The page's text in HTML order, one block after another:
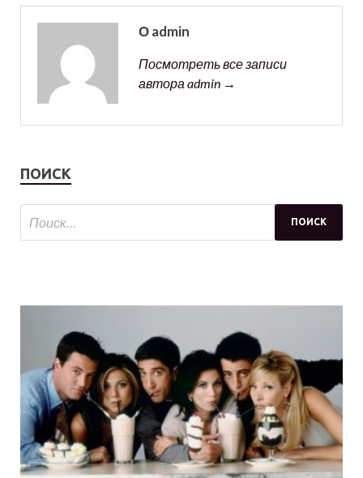
О admin
Посмотреть все записи
автора admin →
ПОИСК